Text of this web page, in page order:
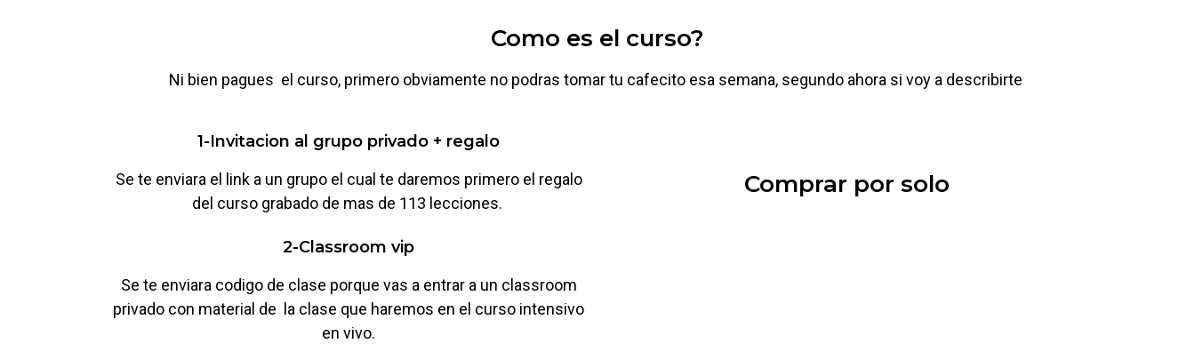
Como es el curso?
Ni bien pagues el curso, primero obviamente no podras tomar tu cafecito esa semana, segundo ahora si voy a describirte
1-Invitacion al grupo privado + regalo
Se te enviara el link a un grupo el cual te daremos primero el regalo
del curso grabado de mas de 113 lecciones.
2-Classroom vip
Se te enviara codigo de clase porque vas a entrar a un classroom
privado con material de la clase que haremos en el curso intensivo
en vivo.
Comprar por solo